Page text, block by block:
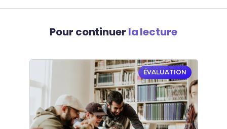
Pour continuer la lecture
ÉVALUATION